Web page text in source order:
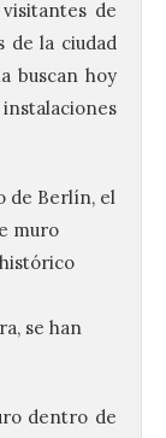
de
de la ciudad
buscan hoy
de Berlín, el
muro
se han
dentro de